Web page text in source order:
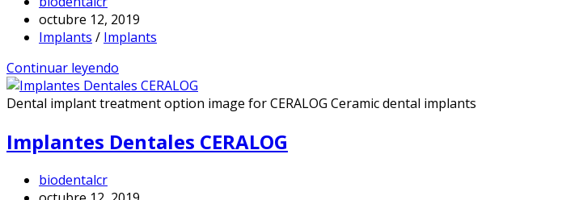
octubre 12, 2019
Implants / Implants
Continuar leyendo
Dental implant treatment option image for CERALOG Ceramic dental implants
Implantes Dentales CERALOG
biodentalcr